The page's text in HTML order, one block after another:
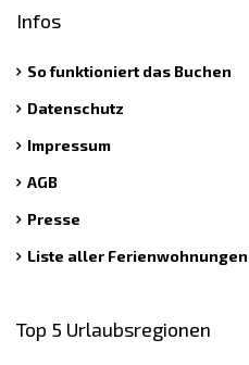
Infos
So funktioniert das Buchen
Datenschutz
Impressum
AGB
Presse
Liste aller Ferienwohnungen
Top 5 Urlaubsregionen